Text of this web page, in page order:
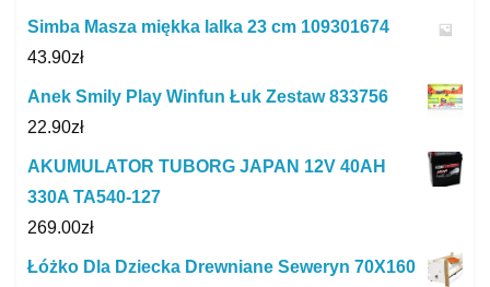
Simba Masza miękka lalka 23 cm 109301674
43.90zł
Anek Smily Play Winfun Łuk Zestaw 833756
22.90zł
AKUMULATOR TUBORG JAPAN 12V 40AH
330A TA540-127
269.00zł
Łóżko Dla Dziecka Drewniane Seweryn 70X160